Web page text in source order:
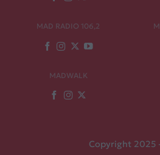
MAD RADIO 106,2
MADWALK
Copyright 2025